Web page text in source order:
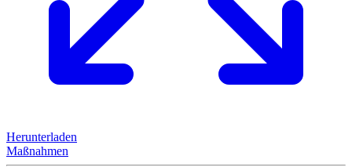
Herunterladen
Maßnahmen